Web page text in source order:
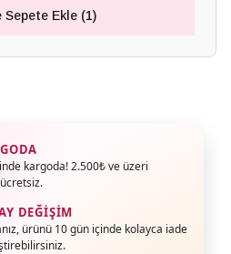
Sepete Ekle (1)
kargoda! 2.500₺ ve üzeri
DEĞIŞIM
ürünü 10 gün içinde kolayca iade